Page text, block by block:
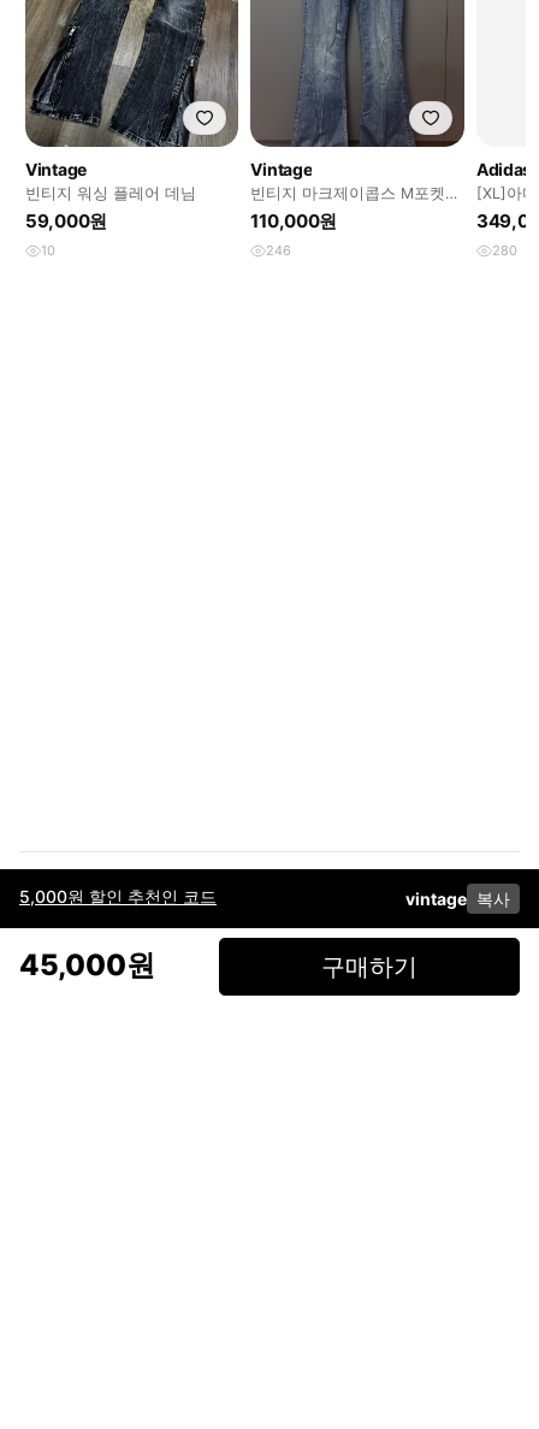
5,000원 할인 추천인 코드 vintage 복사
45,000원 구매하기
Vintage
빈티지 워싱 플레어 데님
59,000원
10
Vintage
빈티지 마크제이콥스 M포켓
플레어 부츠컷 데님 팬츠 6
110,000원
246
Adidas
[XL]아
컨스트
280
이용약관고객센터판매개인정보 처리방침사업자 정보다운로드
페이스북